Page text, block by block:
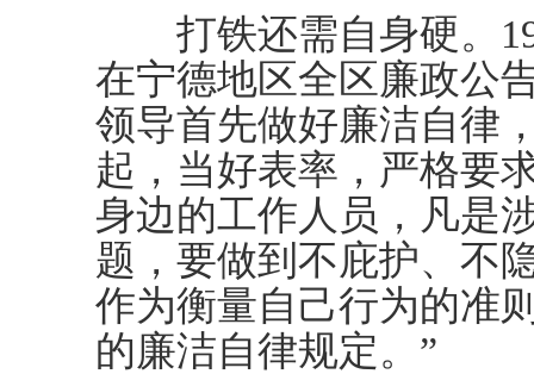
打铁还需自身硬。
在宁德地区全区廉政公
领导首先做好廉洁自律
起，当好表率，严格要
身边的工作人员，凡是
题，要做到不庇护、不
作为衡量自己行为的准
的廉洁自律规定。”